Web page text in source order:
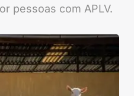
pessoas com APLV.